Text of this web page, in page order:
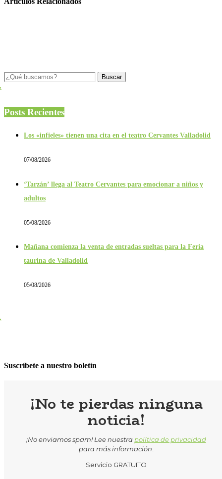
Posts Recientes
Los «infieles» tienen una cita en el teatro Cervantes Valladolid
07/08/2026
‘Tarzán’ llega al Teatro Cervantes para emocionar a niños y
adultos
05/08/2026
Mañana comienza la venta de entradas sueltas para la Feria
taurina de Valladolid
05/08/2026
Suscríbete a nuestro boletín
¡No te pierdas ninguna
noticia!
¡No enviamos spam! Lee nuestra política de privacidad
para más información
Servicio GRATUITO